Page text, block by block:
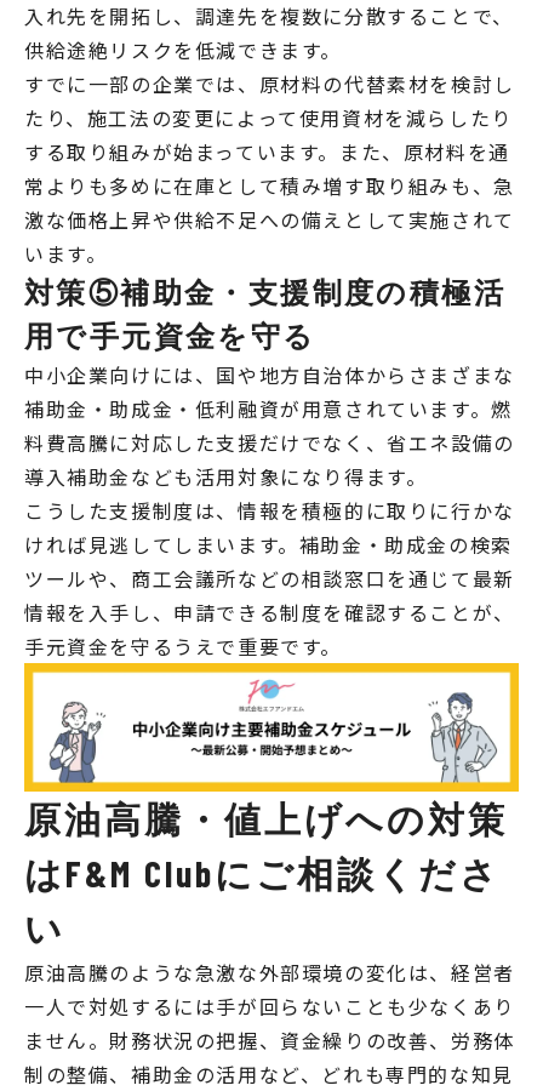
入れ先を開拓し、調達先を複数に分散することで、
供給途絶リスクを低減できます。
すでに一部の企業では、原材料の代替素材を検討し
たり、施工法の変更によって使用資材を減らしたり
する取り組みが始まっています。また、原材料を通
常よりも多めに在庫として積み増す取り組みも、急
激な価格上昇や供給不足への備えとして実施されて
います。
対策⑤補助金・支援制度の積極活
用で手元資金を守る
中小企業向けには、国や地方自治体からさまざまな
補助金・助成金・低利融資が用意されています。燃
料費高騰に対応した支援だけでなく、省エネ設備の
導入補助金なども活用対象になり得ます。
こうした支援制度は、情報を積極的に取りに行かな
ければ見逃してしまいます。補助金・助成金の検索
ツールや、商工会議所などの相談窓口を通じて最新
情報を入手し、申請できる制度を確認することが、
手元資金を守るうえで重要です。
原油高騰・値上げへの対策
はF&M Clubにご相談くださ
い
原油高騰のような急激な外部環境の変化は、経営者
一人で対処するには手が回らないことも少なくあり
ません。財務状況の把握、資金繰りの改善、労務体
制の整備、補助金の活用など、どれも専門的な知見